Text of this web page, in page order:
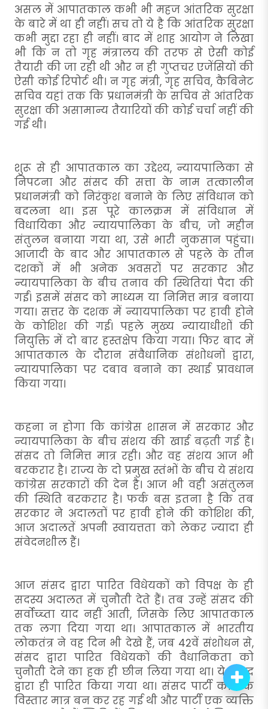
असल में आपातकाल कभी भी महज आंतरिक सुरक्षा
के बारे में था ही नहीं। सच तो ये है कि आंतरिक सुरक्षा
कभी मुद्दा रहा ही नहीं। बाद में शाह आयोग ने लिखा
भी कि न तो गृह मंत्रालय की तरफ से ऐसी कोई
तैयारी की जा रही थी और न ही गुप्तचर एजेंसियों की
ऐसी कोई रिपोर्ट थी। न गृह मंत्री, गृह सचिव, कैबिनेट
सचिव यहां तक कि प्रधानमंत्री के सचिव से आंतरिक
सुरक्षा की असामान्य तैयारियों की कोई चर्चा नहीं की
गई थी।
शुरू से ही आपातकाल का उद्देश्य, न्यायपालिका से
निपटना और संसद की सत्ता के नाम तत्कालीन
प्रधानमंत्री को निरंकुश बनाने के लिए संविधान को
बदलना था। इस पूरे कालक्रम में संविधान में
विधायिका और न्यायपालिका के बीच, जो महीन
संतुलन बनाया गया था, उसे भारी नुकसान पहुंचा।
आजादी के बाद और आपातकाल से पहले के तीन
दशकों में भी अनेक अवसरों पर सरकार और
न्यायपालिका के बीच तनाव की स्थितियां पैदा की
गईं। इसमें संसद को माध्यम या निमित्त मात्र बनाया
गया। सत्तर के दशक में न्यायपालिका पर हावी होने
के कोशिश की गई। पहले मुख्य न्यायाधीशों की
नियुक्ति में दो बार हस्तक्षेप किया गया। फिर बाद में
आपातकाल के दौरान संवैधानिक संशोधनों द्वारा,
न्यायपालिका पर दबाव बनाने का स्थाई प्रावधान
किया गया।
कहना न होगा कि कांग्रेस शासन में सरकार और
न्यायपालिका के बीच संशय की खाई बढ़ती गई है।
संसद तो निमित्त मात्र रही। और वह संशय आज भी
बरकरार है। राज्य के दो प्रमुख स्तंभों के बीच ये संशय
कांग्रेस सरकारों की देन है। आज भी वही असंतुलन
की स्थिति बरकरार है। फर्क बस इतना है कि तब
सरकार ने अदालतों पर हावी होने की कोशिश की,
आज अदालतें अपनी स्वायत्तता को लेकर ज्यादा ही
संवेदनशील हैं।
आज संसद द्वारा पारित विधेयकों को विपक्ष के ही
सदस्य अदालत में चुनौती देते हैं। तब उन्हें संसद की
सर्वोच्च्ता याद नहीं आती, जिसके लिए आपातकाल
तक लगा दिया गया था। आपातकाल में भारतीय
लोकतंत्र ने वह दिन भी देखे हैं, जब 42वें संशोधन से,
संसद द्वारा पारित विधेयकों की वैधानिकता को
चुनौती देने का हक ही छीन लिया गया था। ये संसद
द्वारा ही पारित किया गया था। संसद पार्टी का एक
विस्तार मात्र बन कर रह गई थी और पार्टी एक व्यक्ति